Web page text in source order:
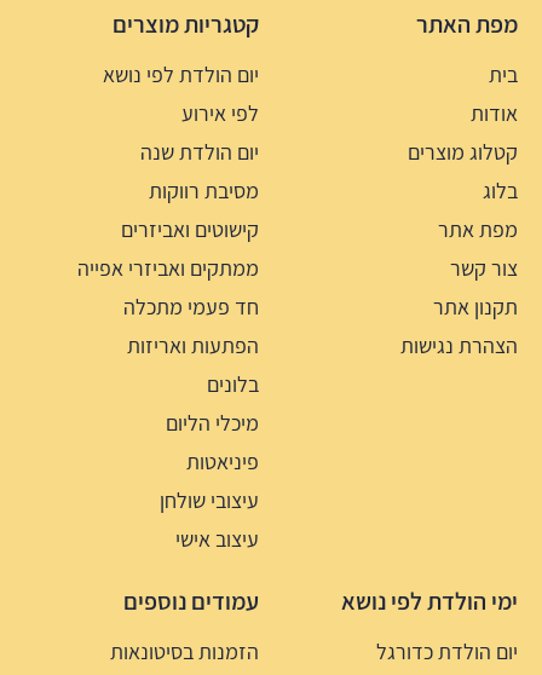
מפת האתר
בית
אודות
קטלוג מוצרים
בלוג
מפת אתר
צור קשר
תקנון אתר
הצהרת נגישות
קטגריות מוצרים
יום הולדת לפי נושא
לפי אירוע
יום הולדת שנה
מסיבת רווקות
קישוטים ואביזרים
ממתקים ואביזרי אפייה
חד פעמי מתכלה
הפתעות ואריזות
בלונים
מיכלי הליום
פיניאטות
עיצובי שולחן
עיצוב אישי
ימי הולדת לפי נושא
יום הולדת כדורגל
עמודים נוספים
הזמנות בסיטונאות